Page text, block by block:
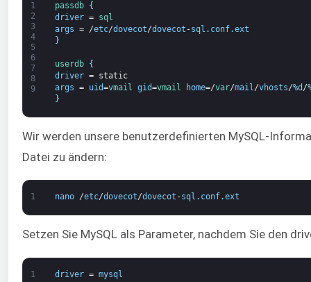
1
2
3
4
5
6
7
8
9
passdb
{
driver =
sql
args = /etc/dovecot/dovecot -sql . conf.ext
}
userdb
{
driver =
static
args = uid=vmail gid=vmail home=/var/mail /vhosts/%d /
}
Wir werden unsere benutzerdefinierten MySQL-
Datei zu ändern:
1 nano /etc/dovecot/dovecot -sql . conf.ext
Setzen Sie MySQL als Parameter, nachdem Sie den
1 driver = mysql